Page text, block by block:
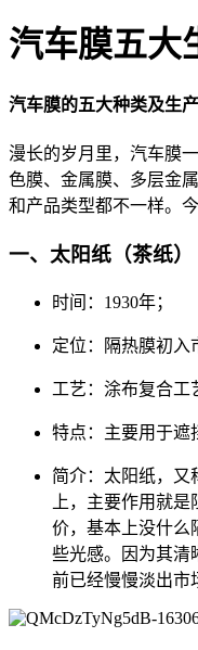
汽车膜五大
汽车膜的五大种类及生产
漫长的岁月里，汽车膜
色膜、金属膜、多层金
和产品类型都不一样。
一、太阳纸（茶纸）
时间：1930年；
定位：隔热膜初入
工艺：涂布复合工
特点：主要用于遮
简介：太阳纸，又
上，主要作用就
价，基本上没什么
些光感。因为其清
前已经慢慢淡出市